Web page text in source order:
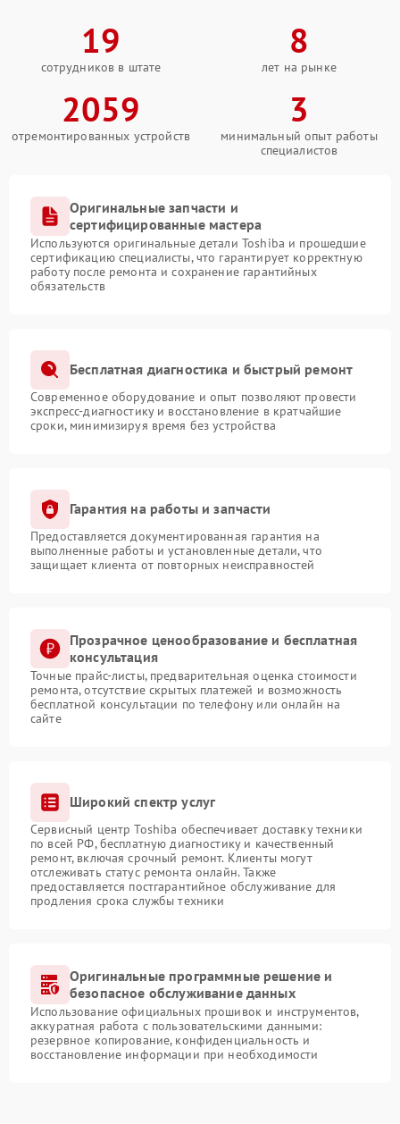
19
сотрудников в штате
8
лет на рынке
2059
отремонтированных устройств
3
минимальный опыт работы
специалистов
Оригинальные запчасти и
сертифицированные мастера
Используются оригинальные детали Toshiba и прошедшие
сертификацию специалисты, что гарантирует корректную
работу после ремонта и сохранение гарантийных
обязательств
Бесплатная диагностика и быстрый ремонт
Современное оборудование и опыт позволяют провести
экспресс-диагностику и восстановление в кратчайшие
сроки, минимизируя время без устройства
Гарантия на работы и запчасти
Предоставляется документированная гарантия на
выполненные работы и установленные детали, что
защищает клиента от повторных неисправностей
Прозрачное ценообразование и бесплатная
консультация
Точные прайс-листы, предварительная оценка стоимости
ремонта, отсутствие скрытых платежей и возможность
бесплатной консультации по телефону или онлайн на
сайте
Широкий спектр услуг
Сервисный центр Toshiba обеспечивает доставку техники
по всей РФ, бесплатную диагностику и качественный
ремонт, включая срочный ремонт. Клиенты могут
отслеживать статус ремонта онлайн. Также
предоставляется постгарантийное обслуживание для
продления срока службы техники
Оригинальные программные решение и
безопасное обслуживание данных
Использование официальных прошивок и инструментов,
аккуратная работа с пользовательскими данными:
резервное копирование, конфиденциальность и
восстановление информации при необходимости